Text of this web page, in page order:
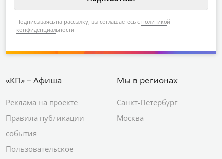
Подписываясь на рассылку, вы соглашаетесь с политикой
конфиденциальности
«КП» – Афиша
Реклама на проекте
Правила публикации
события
Пользовательское
Мы в регионах
Санкт-Петербург
Москва